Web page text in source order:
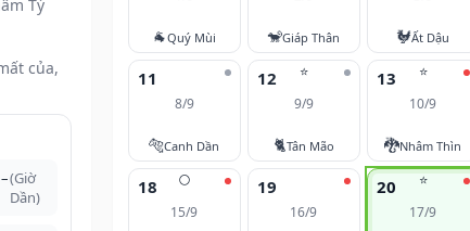
Tý
của,
(Giờ
Dần)
🐐Quý Mùi 🐒Giáp Thân 🐓Ất Dậu
11
8/9
🐅Canh Dần
⭐
12
9/9
🐈Tân Mão
⭐
13
10/9
🐉Nhâm Thìn
🌕
18
15/9
19
16/9
⭐
20
17/9